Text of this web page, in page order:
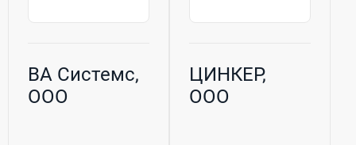
ВА Системс,
ООО
ЦИНКЕР,
ООО